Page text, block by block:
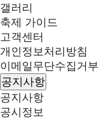
갤러리
축제 가이드
고객센터
개인정보처리방침
이메일무단수집거부
공지사항
공지사항
공시정보